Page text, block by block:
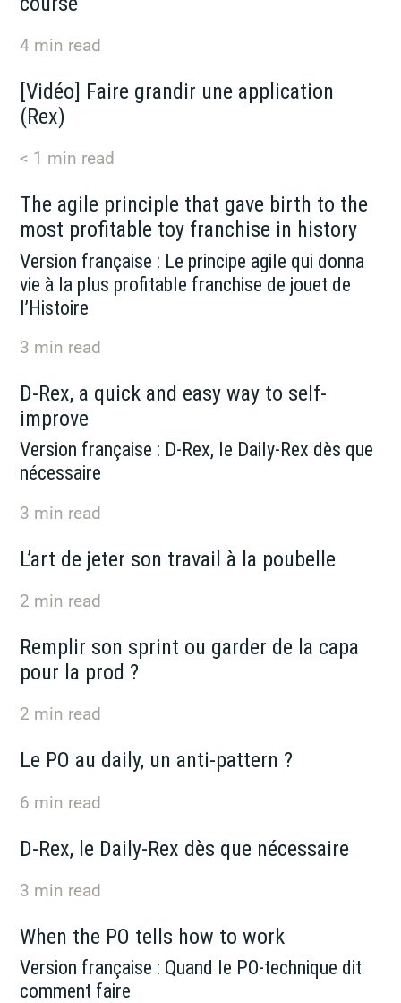
4 min read
[Vidéo] Faire grandir une application
(Rex)
< 1 min read
The agile principle that gave birth to the
most profitable toy franchise in history
Version française : Le principe agile qui donna
vie à la plus profitable franchise de jouet de
l’Histoire
3 min read
D-Rex, a quick and easy way to self-
improve
Version française : D-Rex, le Daily-Rex dès que
nécessaire
3 min read
L’art de jeter son travail à la poubelle
2 min read
Remplir son sprint ou garder de la capa
pour la prod ?
2 min read
Le PO au daily, un anti-pattern ?
6 min read
D-Rex, le Daily-Rex dès que nécessaire
3 min read
When the PO tells how to work
Version française : Quand le PO-technique dit
comment faire